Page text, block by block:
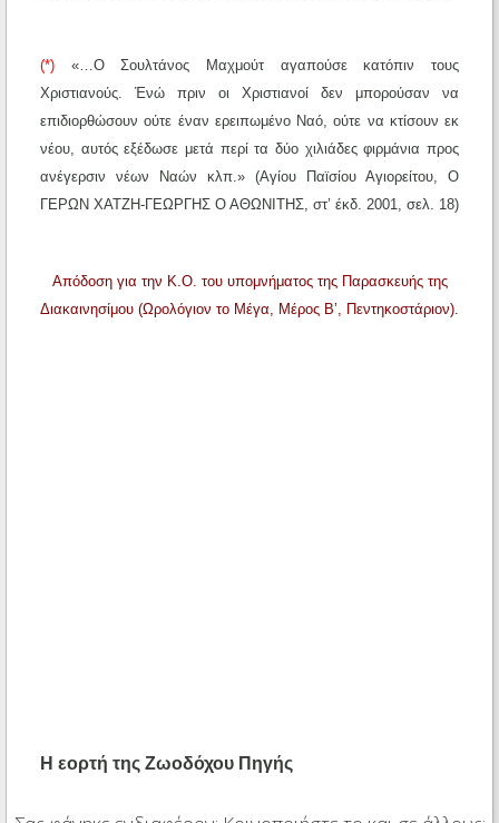
(*) «…Ο Σουλτάνος Μαχμούτ αγαπούσε κατόπιν τους
Χριστιανούς. Ἐνώ πριν οι Χριστιανοί δεν μπορούσαν να
επιδιορθώσουν ούτε έναν ερειπωμένο Ναό, ούτε να κτίσουν εκ
νέου, αυτός εξέδωσε μετά περί τα δύο χιλιάδες φιρμάνια προς
ανέγερσιν νέων Ναών κλπ.» (Αγίου Παϊσίου Αγιορείτου, Ο
ΓΕΡΩΝ ΧΑΤΖΗ-ΓΕΩΡΓΗΣ Ο ΑΘΩΝΙΤΗΣ, στ’ έκδ. 2001, σελ. 18)
Απόδοση για την Κ.Ο. του υπομνήματος της Παρασκευής της
Διακαινησίμου (Ωρολόγιον το Μέγα, Μέρος Β’, Πεντηκοστάριον).
Η εορτή της Ζωοδόχου Πηγής